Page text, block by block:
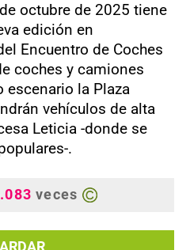
octubre de 2025 tiene
edición en
Encuentro de Coches
coches y camiones
escenario la Plaza
vehículos de alta
Leticia -donde se
.
veces